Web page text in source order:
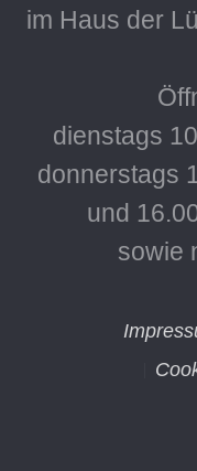
im Haus der
dienstags
donnerstags
und
sowie